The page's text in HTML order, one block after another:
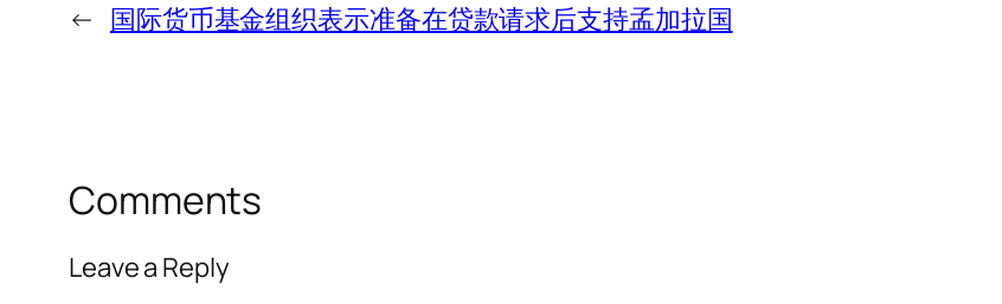
← 国际货币基金组织表示准备在贷款请求后支持孟加拉国
Comments
Leave a Reply